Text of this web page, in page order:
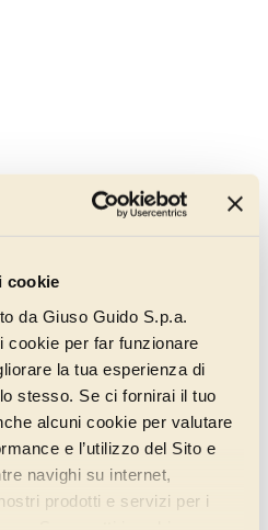
cookie
da Giuso Guido S.p.a.
cookie per far funzionare
la tua esperienza di
stesso. Se ci fornirai il tuo
alcuni cookie per valutare
e l’utilizzo del Sito e
navighi su internet,
prodotti e servizi per i